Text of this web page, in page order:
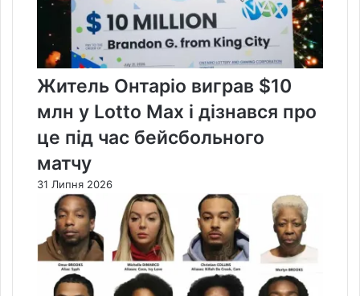
Житель Онтаріо виграв $10
млн у Lotto Max і дізнався про
це під час бейсбольного
матчу
31 Липня 2026